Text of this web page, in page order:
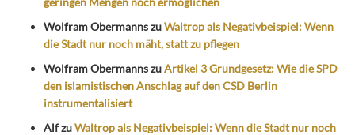
Wolfram ObermannszuWaltrop als Negativbeispiel: Wenn
die Stadt nur noch mäht, statt zu pflegen
Wolfram ObermannszuArtikel 3 Grundgesetz: Wie die SPD
den islamistischen Anschlag auf den CSD Berlin
instrumentalisiert
AlfzuWaltrop als Negativbeispiel: Wenn die Stadt nur noch